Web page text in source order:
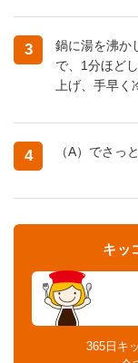
3
鍋に湯を沸か
で、1分ほど
上げ、手早く
4 （A）でさっ
キッ
365日キ